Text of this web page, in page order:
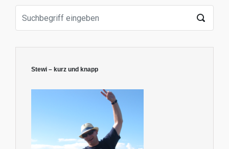
Stewi – kurz und knapp